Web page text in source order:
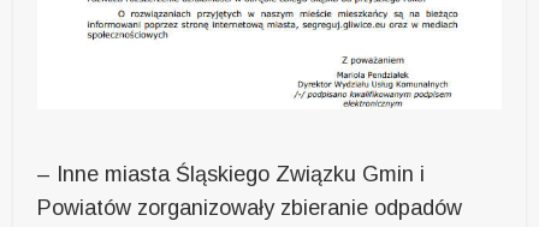
– Inne miasta Śląskiego Związku Gmin i
Powiatów zorganizowały zbieranie odpadów